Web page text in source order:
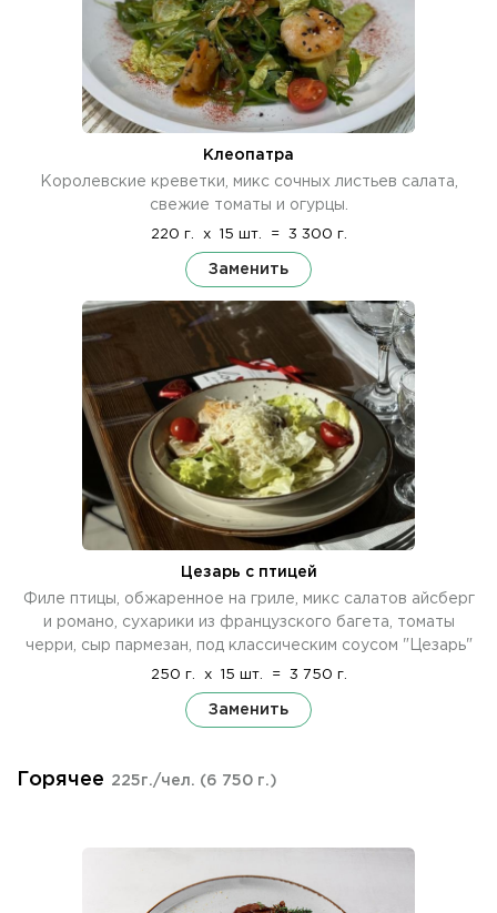
Клеопатра
Королевские креветки, микс сочных листьев салата,
свежие томаты и огурцы.
220 г. x 15 шт. = 3 300 г.
Заменить
Цезарь с птицей
Филе птицы, обжаренное на гриле, микс салатов айсберг
и романо, сухарики из французского багета, томаты
черри, сыр пармезан, под классическим соусом "Цезарь"
250 г. x 15 шт. = 3 750 г.
Заменить
Горячее 225г./чел. (6 750 г.)